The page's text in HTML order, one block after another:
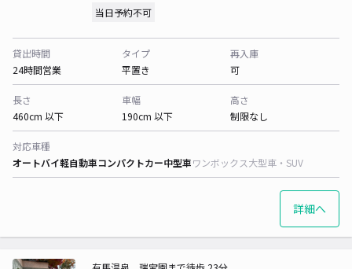
当日予約不可
貸出時間
24時間営業
タイプ
平置き
再入庫
可
長さ
460cm 以下
車幅
190cm 以下
高さ
制限なし
対応車種
オートバイ軽自動車コンパクトカー中型車ワンボックス大型車・SUV
詳細へ